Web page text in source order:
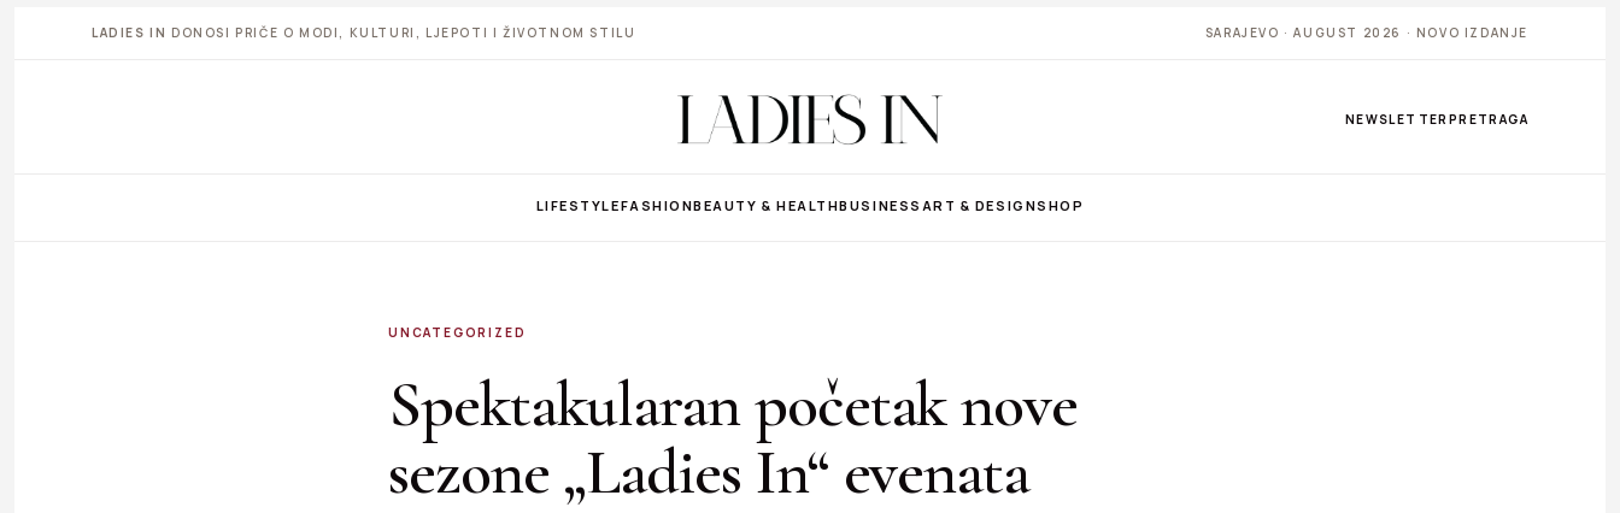
LADIES IN DONOSI PRIČE O MODI, KULTURI, LJEPOTI I ŽIVOTNOM STILU SARAJEVO · AUGUST 2026 · NOVO IZDANJE
NEWSLETTER PRETRAGA
LIFESTYLEFASHIONBEAUTY & HEALTHBUSINESS ART & DESIGNSHOP
UNCATEGORIZED
Spektakularan početak nove
sezone „Ladies In“ evenata